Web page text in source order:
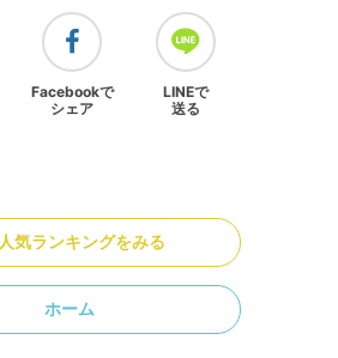
Facebookで
シェア
LINEで
送る
人気ランキングをみる
ホーム